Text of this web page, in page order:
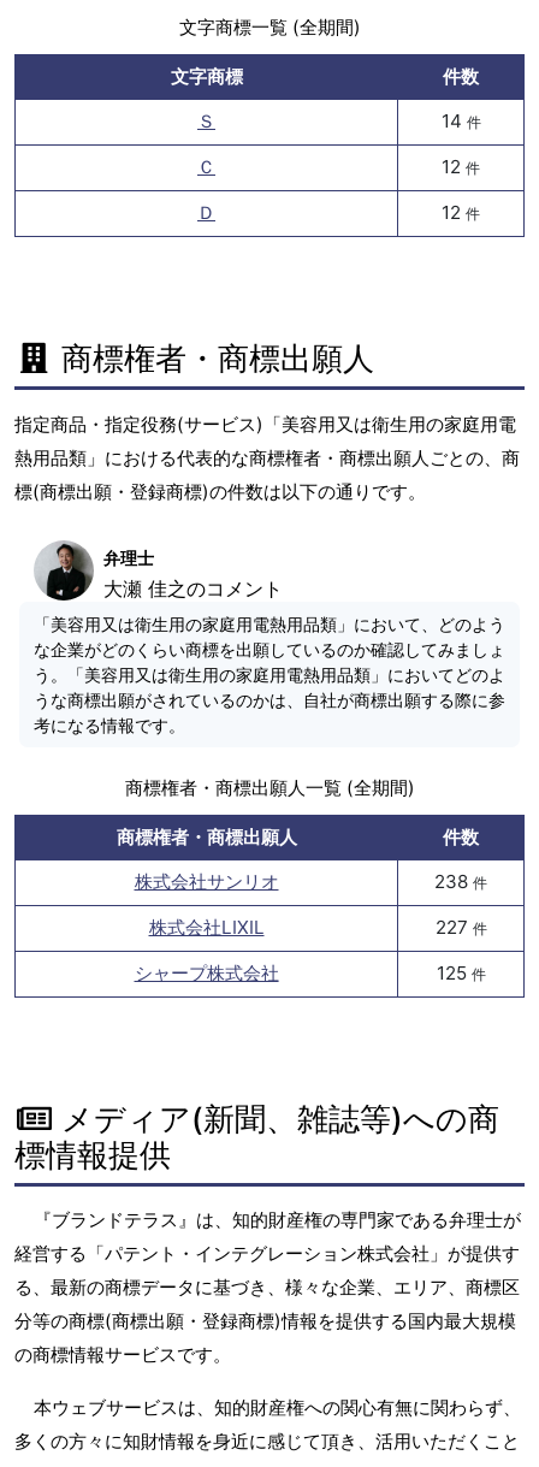
文字商標一覧 (全期間)
文字商標
件数
Ｓ
14 件
Ｃ 12 件
Ｄ 12 件
商標権者・商標出願人
指定商品・指定役務(サービス)「美容用又は衛生用の家庭用電
熱用品類」における代表的な商標権者・商標出願人ごとの、商
標(商標出願・登録商標)の件数は以下の通りです。
弁理士
大瀬 佳之のコメント
「美容用又は衛生用の家庭用電熱用品類」において、どのよう
な企業がどのくらい商標を出願しているのか確認してみましょ
う。「美容用又は衛生用の家庭用電熱用品類」においてどのよ
うな商標出願がされているのかは、自社が商標出願する際に参
考になる情報です。
商標権者・商標出願人一覧 (全期間)
商標権者・商標出願人
件数
株式会社サンリオ
238 件
株式会社LIXIL 227 件
シャープ株式会社 125 件
メディア(新聞、雑誌等)への商
標情報提供
『ブランドテラス』は、知的財産権の専門家である弁理士が
経営する「パテント・インテグレーション株式会社」が提供す
る、最新の商標データに基づき、様々な企業、エリア、商標区
分等の商標(商標出願・登録商標)情報を提供する国内最大規模
の商標情報サービスです。
本ウェブサービスは、知的財産権への関心有無に関わらず、
多くの方々に知財情報を身近に感じて頂き、活用いただくこと